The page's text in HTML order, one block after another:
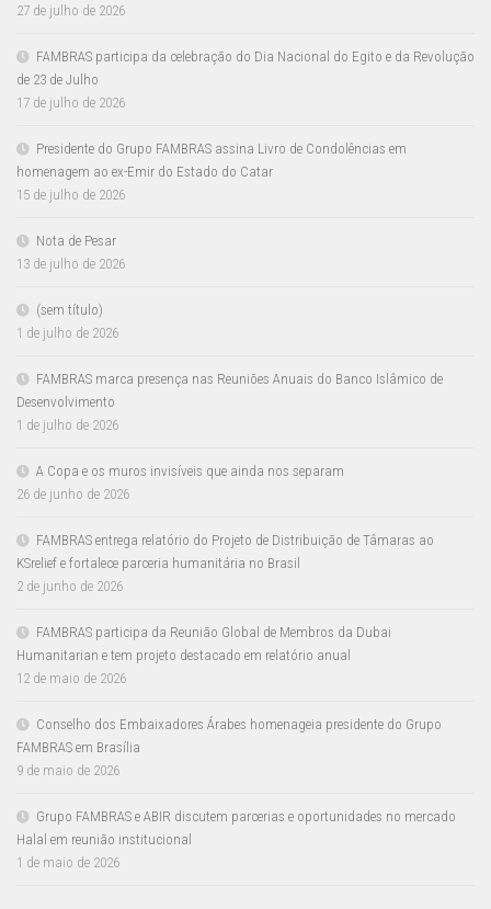
27 de julho de 2026
FAMBRAS participa da celebração do Dia Nacional do Egito e da Revolução
de 23 de Julho
17 de julho de 2026
Presidente do Grupo FAMBRAS assina Livro de Condolências em
homenagem ao ex-Emir do Estado do Catar
15 de julho de 2026
Nota de Pesar
13 de julho de 2026
(sem título)
1 de julho de 2026
FAMBRAS marca presença nas Reuniões Anuais do Banco Islâmico de
Desenvolvimento
1 de julho de 2026
A Copa e os muros invisíveis que ainda nos separam
26 de junho de 2026
FAMBRAS entrega relatório do Projeto de Distribuição de Tâmaras ao
KSrelief e fortalece parceria humanitária no Brasil
2 de junho de 2026
FAMBRAS participa da Reunião Global de Membros da Dubai
Humanitarian e tem projeto destacado em relatório anual
12 de maio de 2026
Conselho dos Embaixadores Árabes homenageia presidente do Grupo
FAMBRAS em Brasília
9 de maio de 2026
Grupo FAMBRAS e ABIR discutem parcerias e oportunidades no mercado
Halal em reunião institucional
1 de maio de 2026